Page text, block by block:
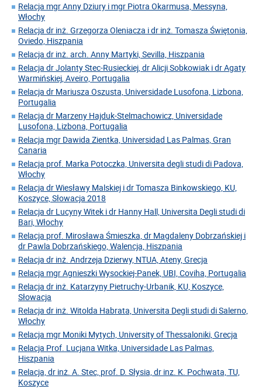
Relacja mgr Anny Dziury i mgr Piotra Okarmusa, Messyna,
Włochy
Relacja dr inż. Grzegorza Oleniacza i dr inż. Tomasza Świętonia,
Oviedo, Hiszpania
Relacja dr inż. arch. Anny Martyki, Sevilla, Hiszpania
Relacja dr Jolanty Stec-Rusieckiej, dr Alicji Sobkowiak i dr Agaty
Warmińskiej, Aveiro, Portugalia
Relacja dr Mariusza Oszusta, Universidade Lusofona, Lizbona,
Portugalia
Relacja dr Marzeny Hajduk-Stelmachowicz, Universidade
Lusofona, Lizbona, Portugalia
Relacja mgr Dawida Zientka, Universidad Las Palmas, Gran
Canaria
Relacja prof. Marka Potoczka, Universita degli studi di Padova,
Włochy
Relacja dr Wiesławy Malskiej i dr Tomasza Binkowskiego, KU,
Koszyce, Słowacja 2018
Relacja dr Lucyny Witek i dr Hanny Hall, Universita Degli studi di
Bari, Włochy
Relacja prof. Mirosława Śmieszka, dr Magdaleny Dobrzańskiej i
dr Pawla Dobrzańskiego, Walencja, Hiszpania
Relacja dr inż. Andrzeja Dzierwy, NTUA, Ateny, Grecja
Relacja mgr Agnieszki Wysockiej-Panek, UBI, Coviha, Portugalia
Relacja dr inż. Katarzyny Pietruchy-Urbanik, KU, Koszyce,
Słowacja
Relacja dr inż. Witolda Habrata, Universita Degli studi di Salerno,
Włochy
Relacja mgr Moniki Mytych, University of Thessaloniki, Grecja
Relacja Prof. Lucjana Witka, Universidade Las Palmas,
Hiszpania
Relacja, dr inż. A. Stec, prof. D. Słysia, dr inz. K. Pochwata, TU,
Koszyce